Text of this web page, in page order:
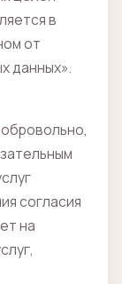
в
от
данных».
согласия
на